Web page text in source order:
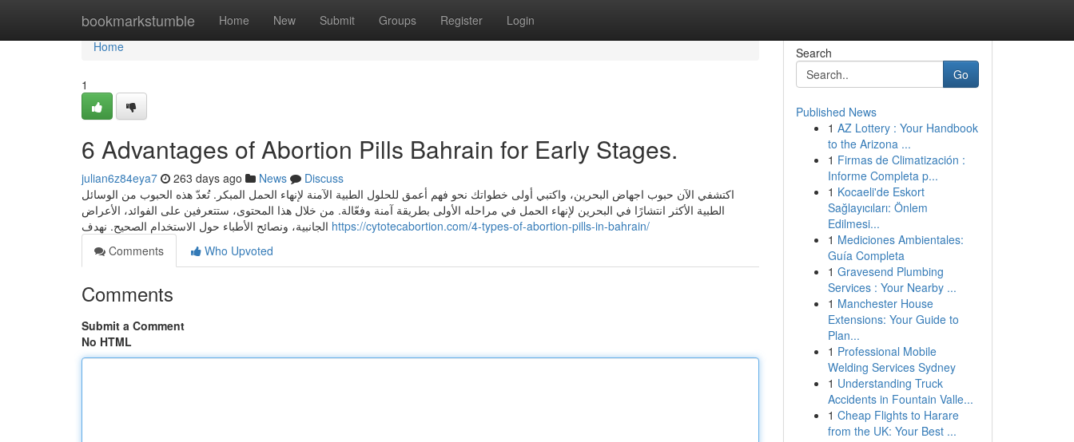
bookmarkstumble Home New Submit Groups Register Login
Home
Home
1
6 Advantages of Abortion Pills Bahrain for Early Stages.
julian6z84eya7 263 days ago News
Discuss
اكتشفي الآن حبوب اجهاض البحرين، واكتبي أولى خطواتك نحو فهم أعمق للحلول الطبية الآمنة لإنهاء الحمل المبكر. تُعدّ هذه الحبوب من الوسائل
الطبية الأكثر انتشارًا في البحرين لإنهاء الحمل في مراحله الأولى بطريقة آمنة وفعّالة. من خلال هذا المحتوى، ستتعرفين على الفوائد، الأعراض
https://cytotecabortion.com/4-types-of-abortion-pills-in-bahrain/
Comments
Who Upvoted
Comments
Submit a Comment
No HTML
Search
Go
Published News
1 AZ Lottery : Your Handbook
to the Arizona ...
1 Firmas de Climatización :
Informe Completa p...
1 Kocaeli'de Eskort
Sağlayıcıları: Önlem
Edilmesi...
1 Mediciones Ambientales:
Guía Completa
1 Gravesend Plumbing
Services : Your Nearby ...
1 Manchester House
Extensions: Your Guide to
Plan...
1 Professional Mobile
Welding Services Sydney
1 Understanding Truck
Accidents in Fountain Valle...
1 Cheap Flights to Harare
from the UK: Your Best ...